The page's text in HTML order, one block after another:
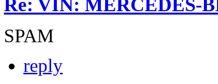
Re: VIN: MERCEDES-
SPAM
reply